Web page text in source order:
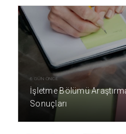
6 GÜN ÖNCE
İşletme Bölümü
Sonuçları